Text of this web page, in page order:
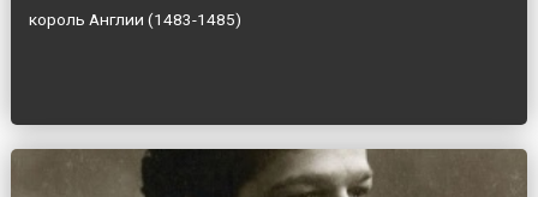
король Англии (1483-1485)